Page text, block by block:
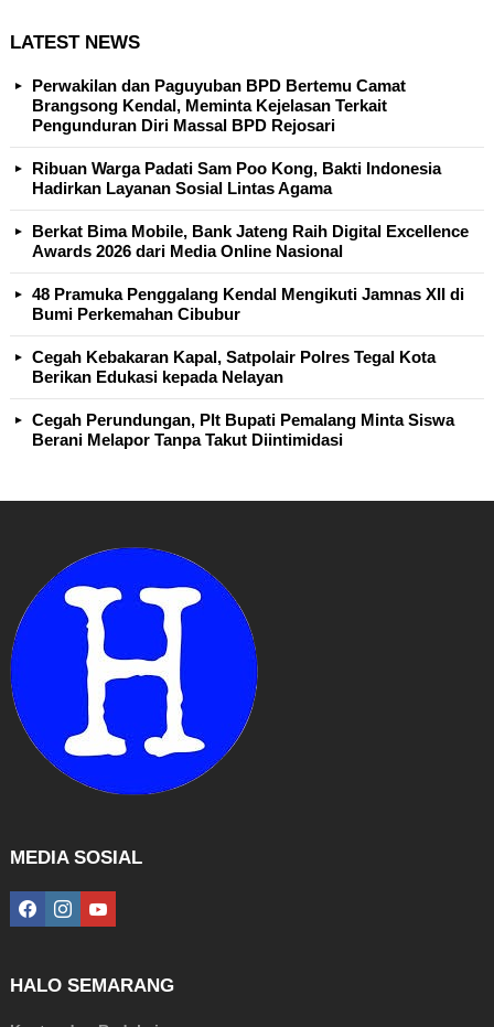
LATEST NEWS
Perwakilan dan Paguyuban BPD Bertemu Camat
Brangsong Kendal, Meminta Kejelasan Terkait
Pengunduran Diri Massal BPD Rejosari
Ribuan Warga Padati Sam Poo Kong, Bakti Indonesia
Hadirkan Layanan Sosial Lintas Agama
Berkat Bima Mobile, Bank Jateng Raih Digital Excellence
Awards 2026 dari Media Online Nasional
48 Pramuka Penggalang Kendal Mengikuti Jamnas XII di
Bumi Perkemahan Cibubur
Cegah Kebakaran Kapal, Satpolair Polres Tegal Kota
Berikan Edukasi kepada Nelayan
Cegah Perundungan, Plt Bupati Pemalang Minta Siswa
Berani Melapor Tanpa Takut Diintimidasi
MEDIA SOSIAL
facebookinstagramyoutube
HALO SEMARANG